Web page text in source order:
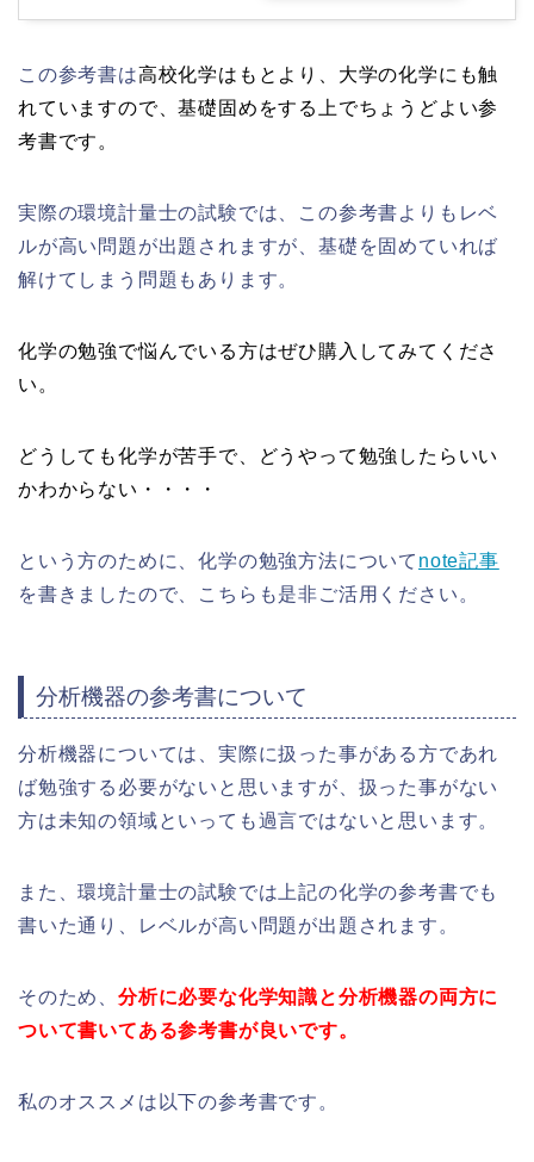
この参考書は高校化学はもとより、大学の化学にも触
れていますので、基礎固めをする上でちょうどよい参
考書です。
実際の環境計量士の試験では、この参考書よりもレベ
ルが高い問題が出題されますが、基礎を固めていれば
解けてしまう問題もあります。
化学の勉強で悩んでいる方はぜひ購入してみてくださ
い。
どうしても化学が苦手で、どうやって勉強したらいい
かわからない・・・・
という方のために、化学の勉強方法について note記事
を書きましたので、こちらも是非ご活用ください。
分析機器の参考書について
分析機器については、実際に扱った事がある方であれ
ば勉強する必要がないと思いますが、扱った事がない
方は未知の領域といっても過言ではないと思います。
また、環境計量士の試験では上記の化学の参考書でも
書いた通り、レベルが高い問題が出題されます。
そのため、 分析に必要な化学知識と分析機器の両方に
ついて書いてある参考書が良いです。
私のオススメは以下の参考書です。